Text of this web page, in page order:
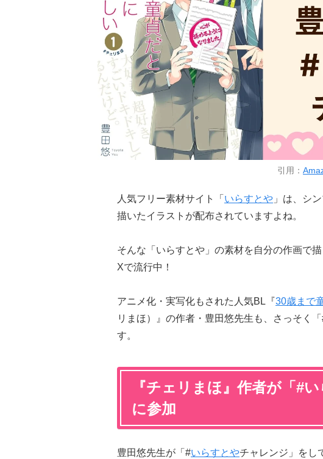
引用：
人気フリー素材サイト「 いらすとや 」は、シ
描いたイラストが配布されていますよね。
そんな「いらすとや」の素材を自分の作画で描
Xで流行中！
アニメ化・実写化もされた人気BL『30歳まで
リまほ）』の作者・豊田悠先生も、さっそく
す。
『チェリまほ』作者が「#
に参加
豊田悠先生が「#いらすとやチャレンジ」をし